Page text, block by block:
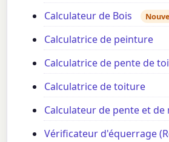
Calculateur de Bois
Calculatrice de peinture
Calculatrice de pente de
Calculatrice de toiture
Calculateur de pente et de
Vérificateur d'équerrage